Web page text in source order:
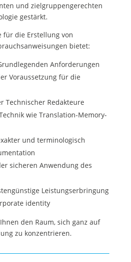
und zielgruppengerechten
gestärkt.
für die Erstellung von
bietet:
Anforderungen
Voraussetzung für die
Technischer Redakteure
wie Translation-Memory-
und terminologisch
sicheren Anwendung des
Leistungserbringung
identity
den Raum, sich ganz auf
zu konzentrieren.